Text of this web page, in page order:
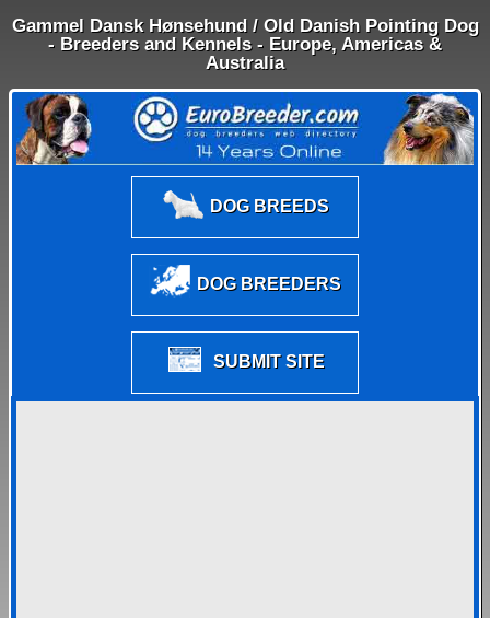
Gammel Dansk Hønsehund / Old Danish Pointing Dog
- Breeders and Kennels - Europe, Americas &
Australia
DOG BREEDS
DOG BREEDERS
SUBMIT SITE